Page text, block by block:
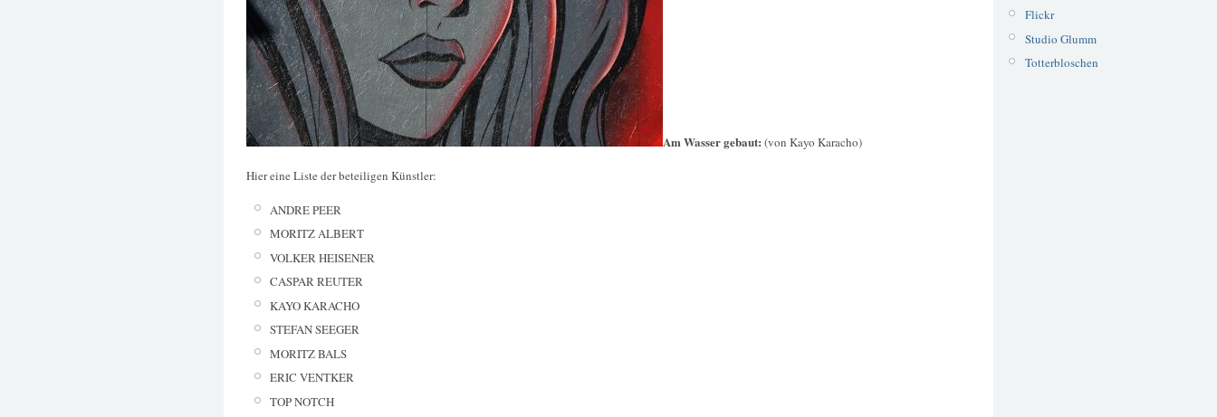
Am Wasser gebaut: (von Kayo Karacho)
Hier eine Liste der beteiligen Künstler:
ANDRE PEER
MORITZ ALBERT
VOLKER HEISENER
CASPAR REUTER
KAYO KARACHO
STEFAN SEEGER
MORITZ BALS
ERIC VENTKER
TOP NOTCH
Flickr
Studio Glumm
Totterbloschen